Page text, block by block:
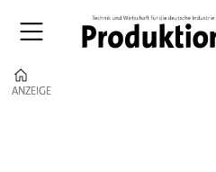
ANZEIGE
ANZEIGE